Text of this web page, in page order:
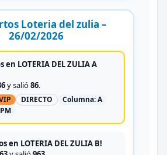
Loteria del zulia –
26/02/2026
en LOTERIA DEL ZULIA A
y salió86.
DIRECTO Columna:A
en LOTERIA DEL ZULIA B!